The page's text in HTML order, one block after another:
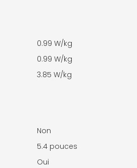
0.99 W/kg
0.99 W/kg
3.85 W/kg
Non
5.4 pouces
Oui